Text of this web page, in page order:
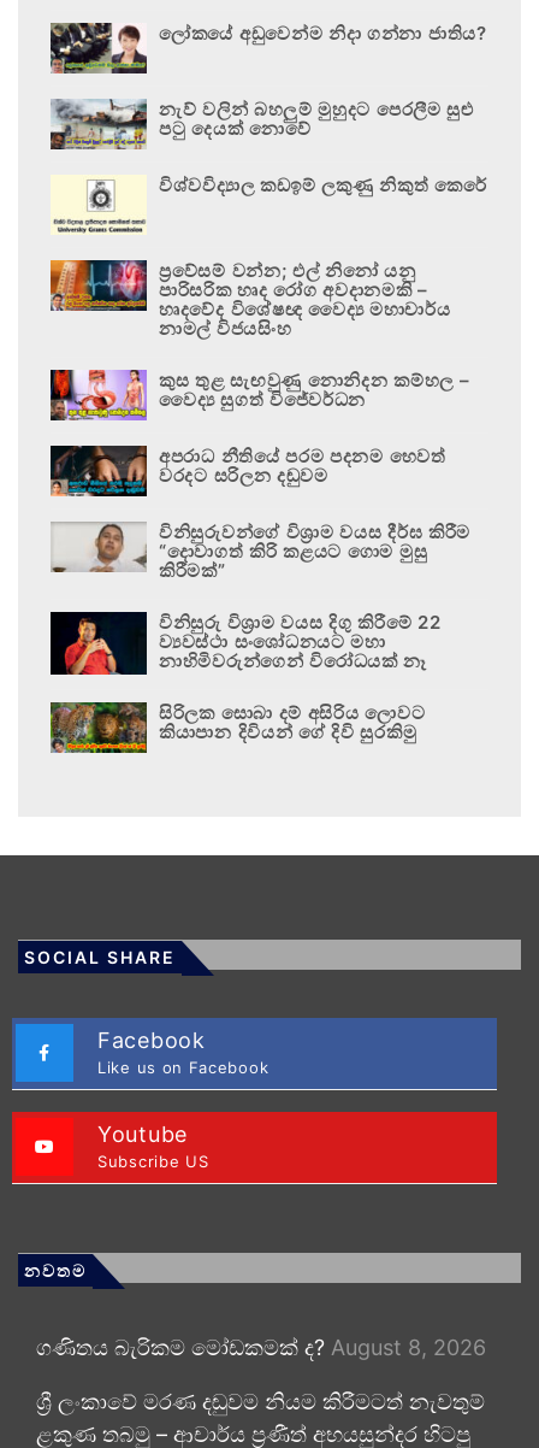
ලෝකයේ අඩුවෙන්ම නිදා ගන්නා ජාතිය?
නැව් වලින් බහලුම් මුහුදට පෙරලීම සුළු
පටු දෙයක් නොවේ
විශ්වවිද්‍යාල කඩඉම් ලකුණු නිකුත් කෙරේ
ප්‍රවේසම් වන්න; එල් නිනෝ යනු
පාරිසරික හෘද රෝග අවදානමකි –
හෘදවේද විශේෂඥ වෛද්‍ය මහාචාර්ය
නාමල් විජයසිංහ
කුස තුළ සැඟවුණු නොනිදන කම්හල –
වෛද්‍ය සුගත් විජේවර්ධන
අපරාධ නීතියේ පරම පදනම හෙවත්
වරදට සරිලන දඬුවම
විනිසුරුවන්ගේ විශ්‍රාම වයස දීර්ඝ කිරීම
“දොවාගත් කිරි කළයට ගොම මුසු
කිරීමක්”
විනිසුරු විශ්‍රාම වයස දිගු කිරීමේ 22
ව්‍යවස්ථා සංශෝධනයට මහා
නාහිමිවරුන්ගෙන් විරෝධයක් නෑ
සිරිලක සොබා දම් අසිරිය ලොවට
කියාපාන දිවියන් ගේ දිවි සුරකිමු
SOCIAL SHARE
Facebook
Like us on Facebook
Youtube
Subscribe US
නවතම
ගණිතය බැරිකම මෝඩකමක් ද? August 8, 2026
ශ්‍රී ලංකාවේ මරණ දඬුවම නියම කිරීමටත් නැවතුම්
ළකුණ තබමු – ආචාර්ය ප්‍රණීත් අභයසුන්දර හිටපු